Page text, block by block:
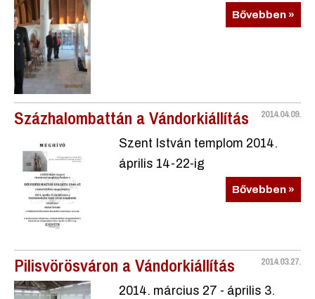
Bővebben »
2014.04.09.
Százhalombattán a Vándorkiállítás
Szent István templom 2014.
április 14-22-ig
Bővebben »
2014.03.27.
Pilisvörösváron a Vándorkiállítás
2014. március 27 - április 3.